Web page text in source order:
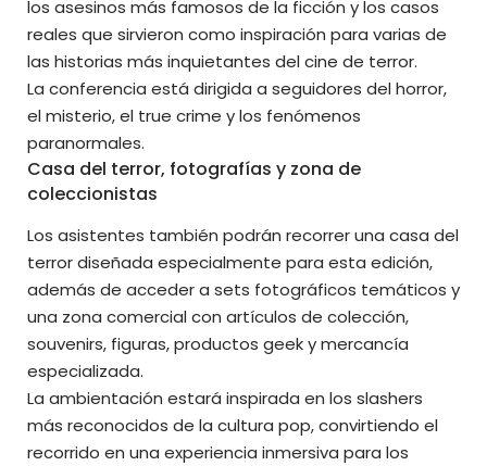
los asesinos más famosos de la ficción y los casos
reales que sirvieron como inspiración para varias de
las historias más inquietantes del cine de terror.
La conferencia está dirigida a seguidores del horror,
el misterio, el true crime y los fenómenos
paranormales.
Casa del terror, fotografías y zona de
coleccionistas
Los asistentes también podrán recorrer una casa del
terror diseñada especialmente para esta edición,
además de acceder a sets fotográficos temáticos y
una zona comercial con artículos de colección,
souvenirs, figuras, productos geek y mercancía
especializada.
La ambientación estará inspirada en los slashers
más reconocidos de la cultura pop, convirtiendo el
recorrido en una experiencia inmersiva para los